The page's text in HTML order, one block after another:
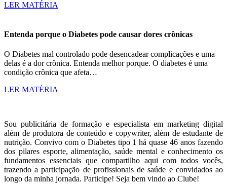
LER MATÉRIA
Entenda porque o Diabetes pode causar dores crônicas
O Diabetes mal controlado pode desencadear complicações e uma
delas é a dor crônica. Entenda melhor porque. O diabetes é uma
condição crônica que afeta…
LER MATÉRIA
Sou publicitária de formação e especialista em marketing digital
além de produtora de conteúdo e copywriter, além de estudante de
nutrição. Convivo com o Diabetes tipo 1 há quase 46 anos fazendo
dos pilares esporte, alimentação, saúde mental e conhecimento os
fundamentos essenciais que compartilho aqui com todos vocês,
trazendo a participação de profissionais de saúde e convidados ao
longo da minha jornada. Participe! Seja bem vindo ao Clube!